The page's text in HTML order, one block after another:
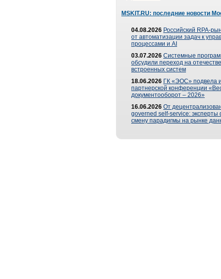
MSKIT.RU: последние новости
04.08.2026 Российский RPA-
от автоматизации задач к
процессами и AI
03.07.2026 Системные
обсудили переход на
встроенных систем
18.06.2026 ГК «ЭОС» подвела
партнерской конференции
документооборот – 2026»
16.06.2026 От
governed self-service: эксперты
смену парадигмы на рынке